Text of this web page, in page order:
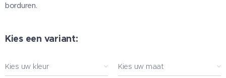
borduren.
Kies een variant:
Kies uw kleur Kies uw maat